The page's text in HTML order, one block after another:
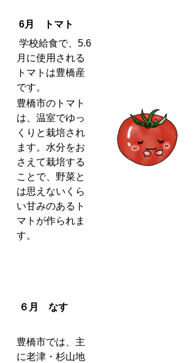
6月 トマト
学校給食で、5.6
月に使用される
トマトは豊橋産
です。
豊橋市のトマト
は、温室でゆっ
くりと栽培され
ます。水分をお
さえて栽培する
ことで、野菜と
は思えないくら
い甘みのあるト
マトが作られま
す。
６月 なす
豊橋市では、主
に老津・杉山地